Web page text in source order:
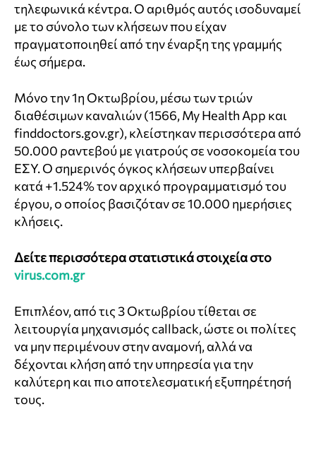
τηλεφωνικά κέντρα. Ο αριθμός αυτός ισοδυναμεί
με το σύνολο των κλήσεων που είχαν
πραγματοποιηθεί από την έναρξη της γραμμής
έως σήμερα.
Μόνο την 1η Οκτωβρίου, μέσω των τριών
διαθέσιμων καναλιών (1566, My Health App και
finddoctors.gov.gr), κλείστηκαν περισσότερα από
50.000 ραντεβού με γιατρούς σε νοσοκομεία του
ΕΣΥ. Ο σημερινός όγκος κλήσεων υπερβαίνει
κατά +1.524% τον αρχικό προγραμματισμό του
έργου, ο οποίος βασιζόταν σε 10.000 ημερήσιες
κλήσεις.
Δείτε περισσότερα στατιστικά στοιχεία στο
virus.com.gr
Επιπλέον, από τις 3 Οκτωβρίου τίθεται σε
λειτουργία μηχανισμός callback, ώστε οι πολίτες
να μην περιμένουν στην αναμονή, αλλά να
δέχονται κλήση από την υπηρεσία για την
καλύτερη και πιο αποτελεσματική εξυπηρέτησή
τους.